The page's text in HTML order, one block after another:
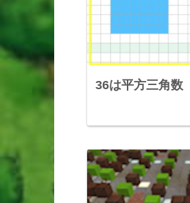
36は平方三角数